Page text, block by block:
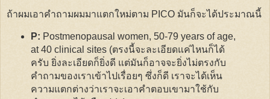
ถ้าผมเอาคำถามผมมาแตกใหม่ตาม PICO มันก็จะได้ประมาณนี้
P: Postmenopausal women, 50-79 years of age,
at 40 clinical sites (ตรงนี้จะละเอียดแค่ไหนก็ได้
ครับ ยิ่งละเอียดก็ยิ่งดี แต่มันก็อาจจะยิ่งไม่ตรงกับ
คำถามของเราเข้าไปเรื่อยๆ ซึ่งก็ดี เราจะได้เห็น
ความแตกต่างว่าเราจะเอาคำตอบเขามาใช้กับ